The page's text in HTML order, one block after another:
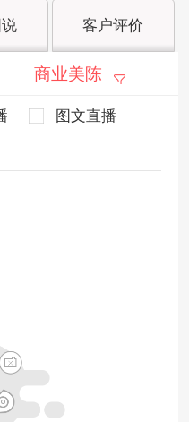
客户评价
商业美陈
图文直播